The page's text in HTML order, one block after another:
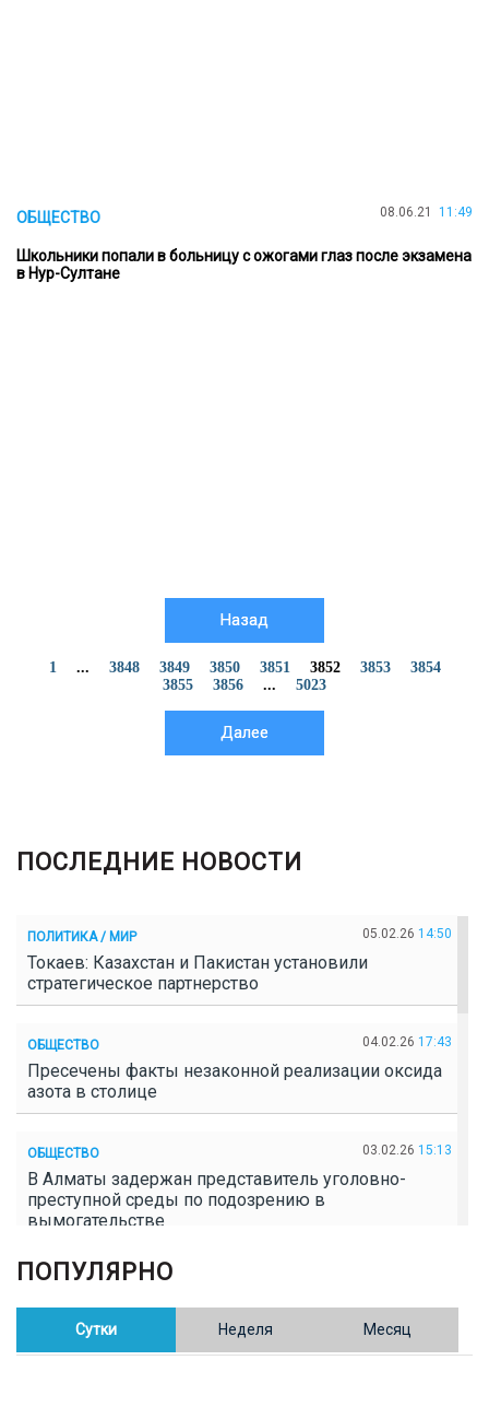
ОБЩЕСТВО 08.06.21 11:49
Школьники попали в больницу с ожогами глаз после экзамена
в Нур-Султане
Назад
1 ... 3848 3849 3850 3851 3852 3853
3854
3855
3856 ... 5023
Далее
ПОСЛЕДНИЕ НОВОСТИ
ПОЛИТИКА / МИР 05.02.26 14:50
Токаев: Казахстан и Пакистан установили
стратегическое партнерство
ОБЩЕСТВО 04.02.26 17:43
Пресечены факты незаконной реализации оксида
азота в столице
ОБЩЕСТВО 03.02.26 15:13
В Алматы задержан представитель уголовно-
преступной среды по подозрению в
вымогательстве
ОБЩЕСТВО
Полицейские пресекли незаконное выращивание
конопли в Таразе
ПОПУЛЯРНО
Сутки Неделя Месяц